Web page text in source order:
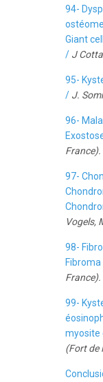
94-
Giant
/ J
95-
/ J.
96-
France).
97-
Vogels,
98-
France).
99-
myosite
(Fort de